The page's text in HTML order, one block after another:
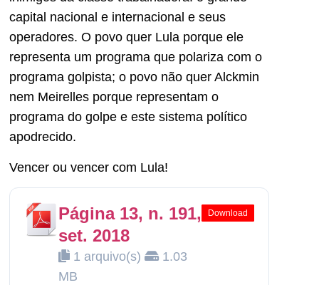
capital nacional e internacional e seus
operadores. O povo quer Lula porque ele
representa um programa que polariza com o
programa golpista; o povo não quer Alckmin
nem Meirelles porque representam o
programa do golpe e este sistema político
apodrecido.
Vencer ou vencer com Lula!
Página 13, n. 191,
set. 2018
1 arquivo(s)
1.03
MB
Download